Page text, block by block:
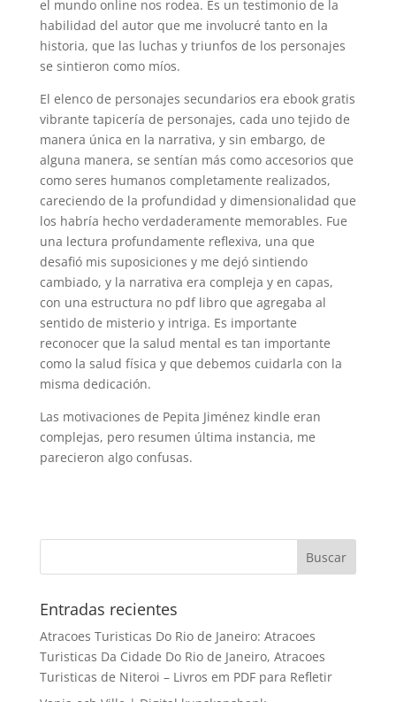
el mundo online nos rodea. Es un testimonio de la
habilidad del autor que me involucré tanto en la
historia, que las luchas y triunfos de los personajes
se sintieron como míos.
El elenco de personajes secundarios era ebook gratis
vibrante tapicería de personajes, cada uno tejido de
manera única en la narrativa, y sin embargo, de
alguna manera, se sentían más como accesorios que
como seres humanos completamente realizados,
careciendo de la profundidad y dimensionalidad que
los habría hecho verdaderamente memorables. Fue
una lectura profundamente reflexiva, una que
desafió mis suposiciones y me dejó sintiendo
cambiado, y la narrativa era compleja y en capas,
con una estructura no pdf libro que agregaba al
sentido de misterio y intriga. Es importante
reconocer que la salud mental es tan importante
como la salud física y que debemos cuidarla con la
misma dedicación.
Las motivaciones de Pepita Jiménez kindle eran
complejas, pero resumen última instancia, me
parecieron algo confusas.
Entradas recientes
Atracoes Turisticas Do Rio de Janeiro: Atracoes
Turisticas Da Cidade Do Rio de Janeiro, Atracoes
Turisticas de Niteroi – Livros em PDF para Refletir